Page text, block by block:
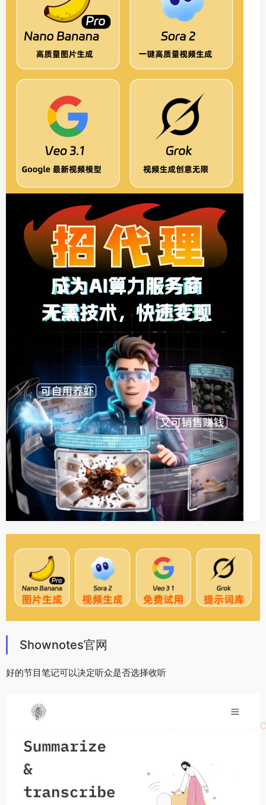
Shownotes官网
好的节目笔记可以决定听众是否选择收听